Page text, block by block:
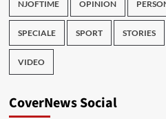
NJOFTIME OPINION
SPECIALE SPORT STORIES
VIDEO
CoverNews Social